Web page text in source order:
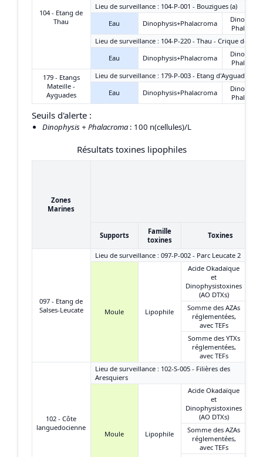
104 - Etang de
Thau
Lieu de surveillance : 104-P-001 - Bouzigues (a)
Eau
Dinophysis+Phalacroma
Lieu de surveillance : 104-P-220 - Thau - Crique de
Eau
Dinophysis+Phalacroma
179 - Etangs
Mateille -
Ayguades
Lieu de surveillance : 179-P-003 - Etang d'Ayguades -
Eau
Dinophysis+Phalacroma
Seuils d'alerte :
Dinophysis + Phalacroma : 100 n(cellules)/L
Résultats toxines lipophiles
Zones
Marines
Supports
Famille
toxines
Toxines
097 - Etang de
Salses-Leucate
Lieu de surveillance : 097-P-002 - Parc Leucate 2
Moule Lipophile
Acide Okadaïque
et
Dinophysistoxines
(AO DTXs)
Somme des AZAs
réglementées,
avec TEFs
Somme des YTXs
réglementées,
avec TEFs
102 - Côte
languedocienne
Lieu de surveillance : 102-S-005 - Filières des
Aresquiers
Moule Lipophile
Acide Okadaïque
et
Dinophysistoxines
(AO DTXs)
Somme des AZAs
réglementées,
avec TEFs